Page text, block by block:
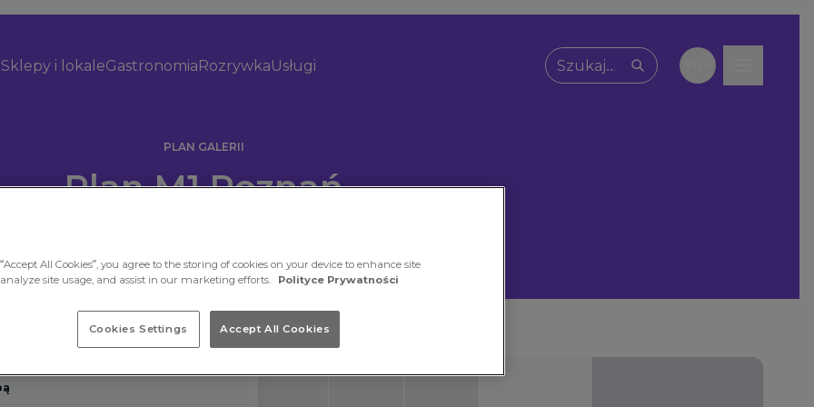
Sklepy i lokaleGastronomiaRozrywkaUsługi
Wpisz, czego szukasz
PLAN GALERII
Plan M1 Poznań
All Cookies”, you agree to the storing of cookies on your device to enhance site
site usage, and assist in our marketing efforts.
Polityce Prywatności
Cookies Settings Accept All Cookies